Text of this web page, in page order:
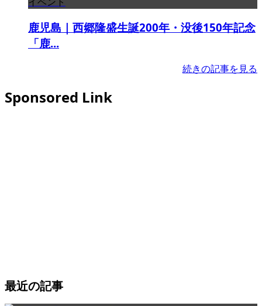
鹿児島｜西郷隆盛生誕200年・没後150年記念
「鹿...
続きの記事を見る
Sponsored Link
最近の記事